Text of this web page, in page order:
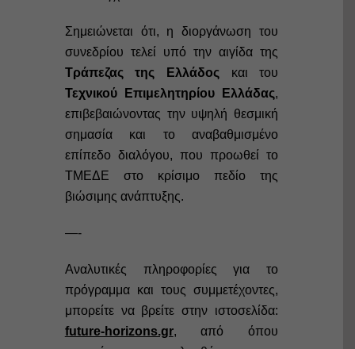
Σημειώνεται ότι, η διοργάνωση του
συνεδρίου τελεί υπό την αιγίδα της
Τράπεζας της Ελλάδος και του
Τεχνικού Επιμελητηρίου Ελλάδας,
επιβεβαιώνοντας την υψηλή θεσμική
σημασία και το αναβαθμισμένο
επίπεδο διαλόγου, που προωθεί το
ΤΜΕΔΕ στο κρίσιμο πεδίο της
βιώσιμης ανάπτυξης.
—-
Αναλυτικές πληροφορίες για το
πρόγραμμα και τους συμμετέχοντες,
μπορείτε να βρείτε στην ιστοσελίδα:
future-horizons.gr, από όπου